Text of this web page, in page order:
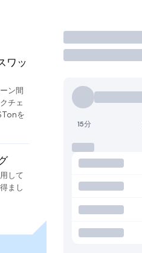
ワッ
ン間
チェ
を
して
まし
取引
15分